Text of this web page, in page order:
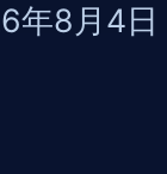
年8月4